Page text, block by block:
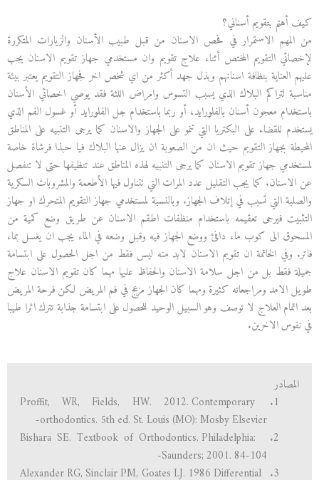
كيف أهتم بتقويم أسناني؟
من المهم الاستمرار في فحص الاسنان من قبل طبيب الأسنان والزيارات المتكررة
لإخصائي التقويم المختص أثناء علاج تقويم وان مستخدمي جهاز تقويم الاسنان يجب
عليهم العناية بنظافة اسنانهم وبذل جهد أكثر من اي شخص اخر فجهاز التقويم يعتبر بيئة
مناسبة لتراكم البلاك الذي يسبب التسوس وامراض اللثة فقد يوصي اخصائي الأسنان
باستخدام معجون أسنان بالفلورايد، أو ربما باستخدام جل الفلورايد أو غسول الفم الذي
يستخدم للقضاء على البكتريا التي تنمو على الجهاز والاسنان كما يرجى التنبيه على المناطق
المحيطة بجهاز التقويم حيث ان من الصعوبة ان يزال عنها البلاك فيا حبذا فرشاة خاصة
لمستخدمي جهاز تقويم الاسنان كما يرجى التنبيه لهذه المناطق عند تنظيفها حتى لا تنفصل
عن الاسنان. كما يجب التقليل عدد المرات التي تتناول فيها الأطعمة والمشروبات السكرية
والصلبة التي تسبب في إتلاف الجهاز. وبالنسبة لمستخدمي جهاز التقويم المتحرك او جهاز
التثبيت فيرجى تعقيمه باستخدام منظفات اطقم الاسنان عن طريق وضع كمية من
المسحوق الى كوب ماء دافئ ووضع الجهاز فيه وقبل وضعه في الماء يجب ان يغسل بماء
فاتر. وفي الخاتمة ان تقويم الاسنان لابد منه ليس فقط من اجل الحصول على ابتسامة
جميلة فقط بل من اجل سلامة الاسنان والحفاظ عليها مهما كان تقويم الاسنان علاج
طويل الامد ومراجعاته كثيرة ومهما كان الجهاز مزعج في فم المريض لكن فرحة المريض
بعد اتمام العلاج لا توصف وهو السبيل الوحيد للحصول على ابتسامة جذابة تترك اثرا طيبا
في نفوس الاخرين.
المصادر
Proffit, WR, Fields, HW. 2012. Contemporary
orthodontics. 5th ed. St. Louis (MO): Mosby Elsevier-
Bishara SE. Textbook of Orthodontics. Philadelphia:
Saunders; 2001. 84-104-
Alexander RG, Sinclair PM, Goates LJ. 1986 Differential